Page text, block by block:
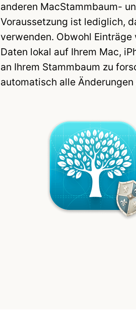
anderen MacStammbaum-
Voraussetzung ist lediglich,
verwenden. Obwohl
Daten lokal auf Ihrem Mac,
an Ihrem Stammbaum zu
automatisch alle Änderungen